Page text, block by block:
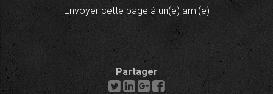
Envoyer cette page à un(e) ami(e)
Partager